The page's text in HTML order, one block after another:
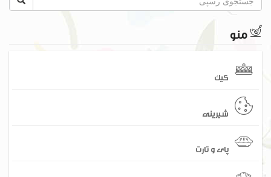
منو
کیک
شیرینی
پای و تارت